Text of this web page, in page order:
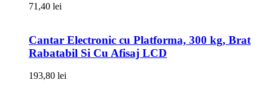
71,40 lei
Cantar Electronic cu Platforma, 300 kg, Brat
Rabatabil Si Cu Afisaj LCD
193,80 lei